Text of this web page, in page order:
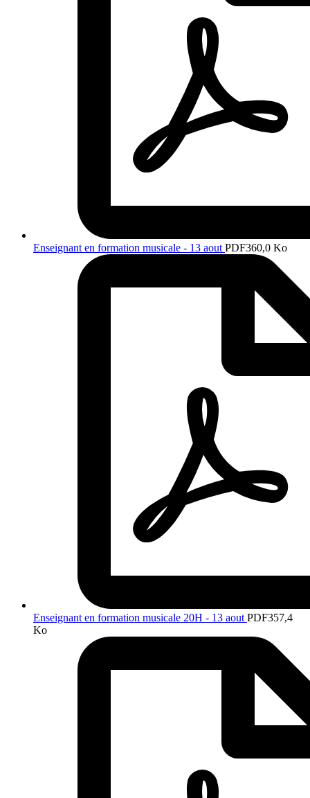
Enseignant en formation musicale - 13 aout PDF360,0 Ko
Enseignant en formation musicale 20H - 13 aout PDF357,4
Ko